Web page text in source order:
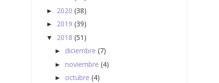
► 2020 (38)
► 2019 (39)
▼ 2018 (51)
► diciembre (7)
► noviembre (4)
► octubre (4)